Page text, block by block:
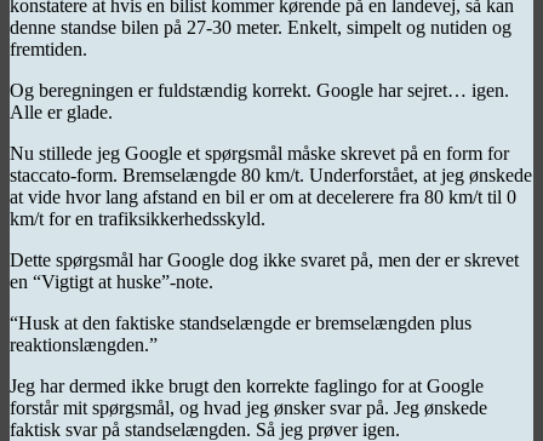
konstatere at hvis en bilist kommer kørende på en landevej, så kan
denne standse bilen på 27-30 meter. Enkelt, simpelt og nutiden og
fremtiden.
Og beregningen er fuldstændig korrekt. Google har sejret… igen.
Alle er glade.
Nu stillede jeg Google et spørgsmål måske skrevet på en form for
staccato-form. Bremselængde 80 km/t. Underforstået, at jeg ønskede
at vide hvor lang afstand en bil er om at decelerere fra 80 km/t til 0
km/t for en trafiksikkerhedsskyld.
Dette spørgsmål har Google dog ikke svaret på, men der er skrevet
en “Vigtigt at huske”-note.
“Husk at den faktiske standselængde er bremselængden plus
reaktionslængden.”
Jeg har dermed ikke brugt den korrekte faglingo for at Google
forstår mit spørgsmål, og hvad jeg ønsker svar på. Jeg ønskede
faktisk svar på standselængden. Så jeg prøver igen.